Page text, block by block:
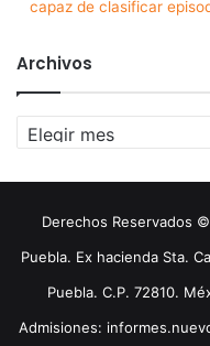
capaz de clasificar
Archivos
Archivos
Derechos Reservados
Puebla. Ex hacienda Sta.
Puebla. C.P. 72810.
Admisiones: